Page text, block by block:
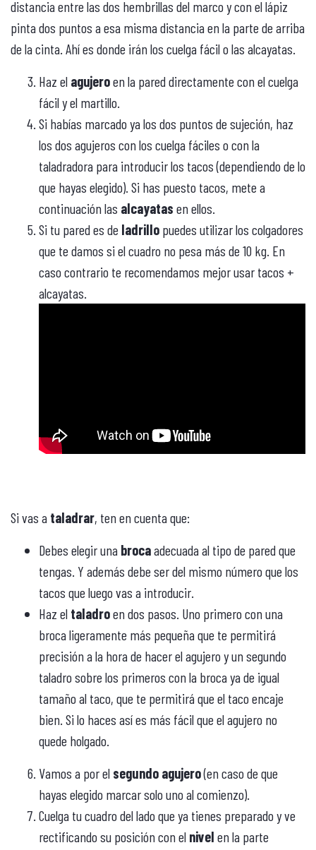
distancia entre las dos hembrillas del marco y con el lápiz
pinta dos puntos a esa misma distancia en la parte de arriba
de la cinta. Ahí es donde irán los cuelga fácil o las alcayatas.
Haz el agujeroen la pared directamente con el cuelga
fácil y el martillo.
Si habías marcado ya los dos puntos de sujeción, haz
los dos agujeros con los cuelga fáciles o con la
taladradora para introducir los tacos (dependiendo de lo
que hayas elegido). Si has puesto tacos, mete a
continuación las alcayatas en ellos.
Si tu pared es de ladrillo puedes utilizar los colgadores
que te damos si el cuadro no pesa más de 10 kg. En
caso contrario te recomendamos mejor usar tacos +
alcayatas.
Si vas a taladrar, ten en cuenta que:
Debes elegir una brocaadecuada al tipo de pared que
tengas. Y además debe ser del mismo número que los
tacos que luego vas a introducir.
Haz el taladroen dos pasos. Uno primero con una
broca ligeramente más pequeña que te permitirá
precisión a la hora de hacer el agujero y un segundo
taladro sobre los primeros con la broca ya de igual
tamaño al taco, que te permitirá que el taco encaje
bien. Si lo haces así es más fácil que el agujero no
quede holgado.
Vamos a por el segundo agujero(en caso de que
hayas elegido marcar solo uno al comienzo).
Cuelga tu cuadro del lado que ya tienes preparado y ve
rectificando su posición con el nivel en la parte